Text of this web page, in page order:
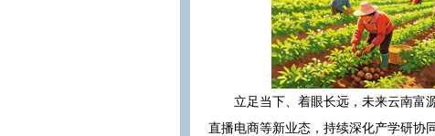
立足当下、着眼长远，未来云南富
直播电商等新业态，持续深化产学研协